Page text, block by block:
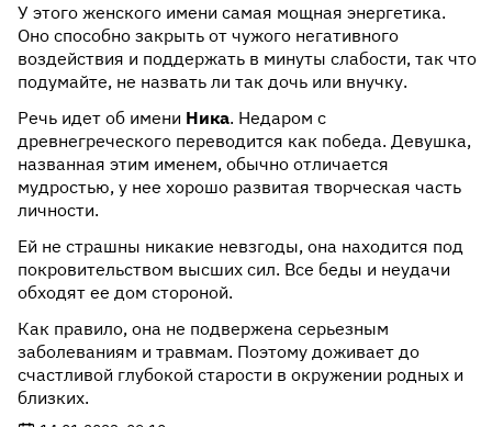
У этого женского имени самая мощная энергетика.
Оно способно закрыть от чужого негативного
воздействия и поддержать в минуты слабости, так что
подумайте, не назвать ли так дочь или внучку.
Речь идет об имени Ника. Недаром с
древнегреческого переводится как победа. Девушка,
названная этим именем, обычно отличается
мудростью, у нее хорошо развитая творческая часть
личности.
Ей не страшны никакие невзгоды, она находится под
покровительством высших сил. Все беды и неудачи
обходят ее дом стороной.
Как правило, она не подвержена серьезным
заболеваниям и травмам. Поэтому доживает до
счастливой глубокой старости в окружении родных и
близких.